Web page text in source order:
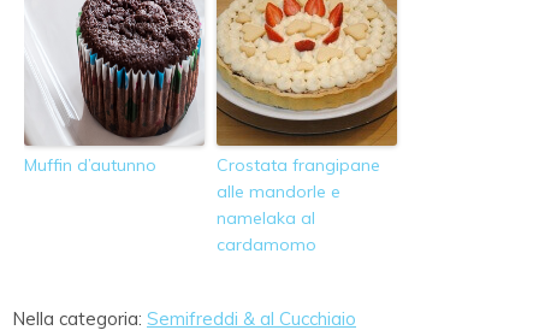
Muffin d’autunno
Crostata frangipane
alle mandorle e
namelaka al
cardamomo
Nella categoria: Semifreddi & al Cucchiaio